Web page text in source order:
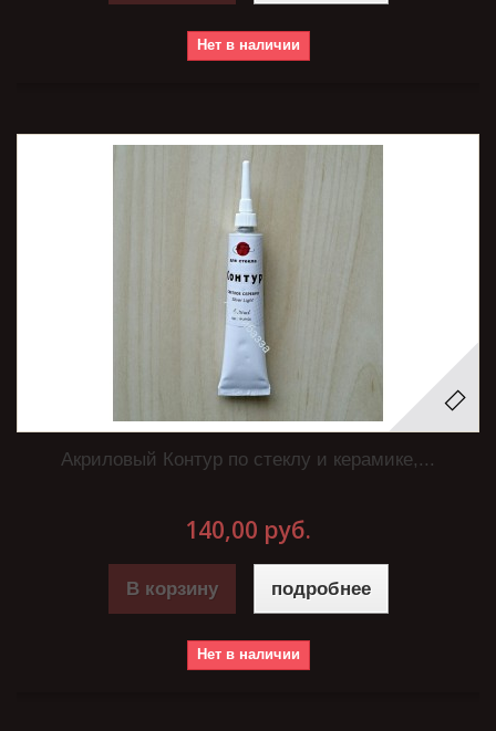
Нет в наличии
Акриловый Контур по стеклу и керамике,...
140,00 руб.
В корзину подробнее
Нет в наличии